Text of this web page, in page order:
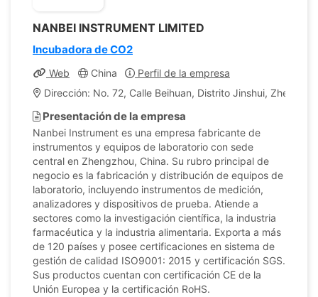
NANBEI INSTRUMENT LIMITED
Incubadora de CO2
Web China
Perfil de la empresa
Dirección: No. 72, Calle Beihuan, Distrito Jinshui,
Presentación de la empresa
Nanbei Instrument es una empresa fabricante de
instrumentos y equipos de laboratorio con sede
central en Zhengzhou, China. Su rubro principal de
negocio es la fabricación y distribución de equipos de
laboratorio, incluyendo instrumentos de medición,
analizadores y dispositivos de prueba. Atiende a
sectores como la investigación científica, la industria
farmacéutica y la industria alimentaria. Exporta a más
de 120 países y posee certificaciones en sistema de
gestión de calidad ISO9001: 2015 y certificación SGS.
Sus productos cuentan con certificación CE de la
Unión Europea y la certificación RoHS.